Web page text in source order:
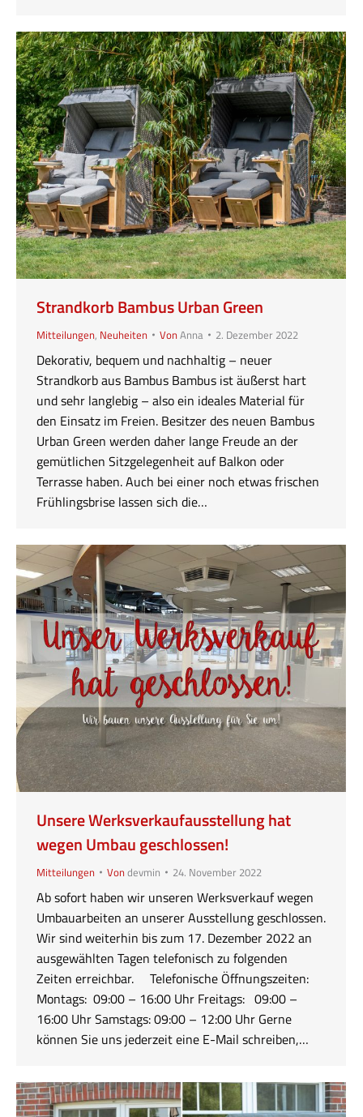
Strandkorb Bambus Urban Green
Mitteilungen, Neuheiten VonAnna 2. Dezember 2022
Dekorativ, bequem und nachhaltig – neuer
Strandkorb aus Bambus Bambus ist äußerst hart
und sehr langlebig – also ein ideales Material für
den Einsatz im Freien. Besitzer des neuen Bambus
Urban Green werden daher lange Freude an der
gemütlichen Sitzgelegenheit auf Balkon oder
Terrasse haben. Auch bei einer noch etwas frischen
Frühlingsbrise lassen sich die…
Unsere Werksverkaufausstellung hat
wegen Umbau geschlossen!
Mitteilungen Vondevmin 24. November 2022
Ab sofort haben wir unseren Werksverkauf wegen
Umbauarbeiten an unserer Ausstellung geschlossen.
Wir sind weiterhin bis zum 17. Dezember 2022 an
ausgewählten Tagen telefonisch zu folgenden
Zeiten erreichbar. Telefonische Öffnungszeiten:
Montags: 09:00 – 16:00 Uhr Freitags: 09:00 –
16:00 Uhr Samstags: 09:00 – 12:00 Uhr Gerne
können Sie uns jederzeit eine E-Mail schreiben,…